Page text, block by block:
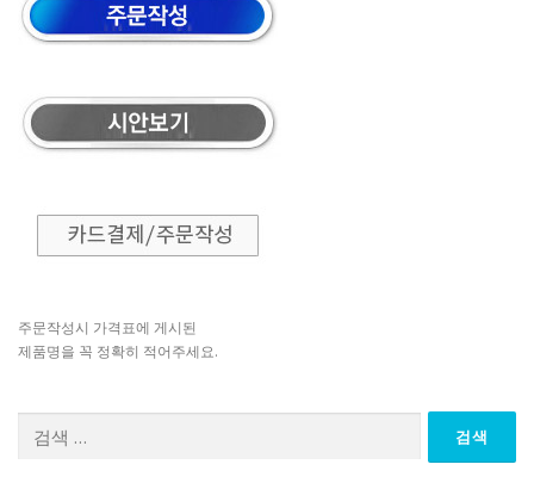
주문작성시 가격표에 게시된
제품명을 꼭 정확히 적어주세요.